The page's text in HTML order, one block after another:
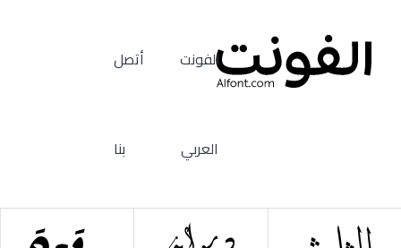
الفونت
العربي
أتصل
بنا